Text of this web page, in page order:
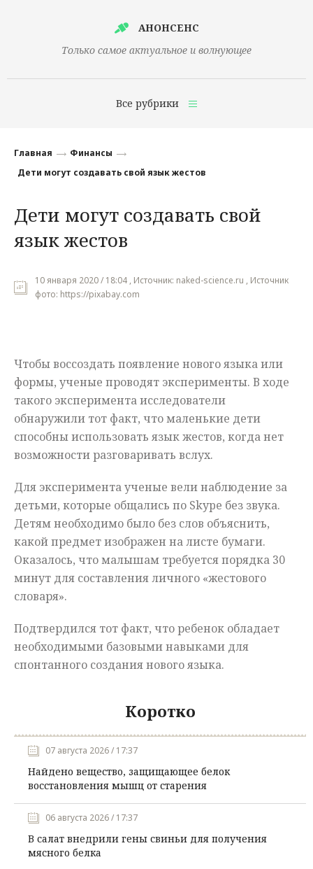
АНОНСЕНС
Только самое актуальное и волнующее
Все рубрики
Финансы
Наука
Культура
Общество
Происшествия
Главная
Финансы
Дети могут создавать свой язык жестов
Дети могут создавать свой
язык жестов
10 января 2020 / 18:04 , Источник: naked-science.ru , Источник
фото: https://pixabay.com
Чтобы воссоздать появление нового языка или
формы, ученые проводят эксперименты. В ходе
такого эксперимента исследователи
обнаружили тот факт, что маленькие дети
способны использовать язык жестов, когда нет
возможности разговаривать вслух.
Для эксперимента ученые вели наблюдение за
детьми, которые общались по Skype без звука.
Детям необходимо было без слов объяснить,
какой предмет изображен на листе бумаги.
Оказалось, что малышам требуется порядка 30
минут для составления личного «жестового
словаря».
Подтвердился тот факт, что ребенок обладает
необходимыми базовыми навыками для
спонтанного создания нового языка.
Коротко
07 августа 2026 / 17:37
Найдено вещество, защищающее белок
восстановления мышц от старения
06 августа 2026 / 17:37
В салат внедрили гены свиньи для получения
мясного белка